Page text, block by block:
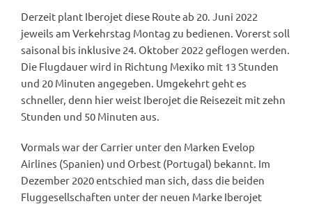
Derzeit plant Iberojet diese Route ab 20. Juni 2022
jeweils am Verkehrstag Montag zu bedienen. Vorerst soll
saisonal bis inklusive 24. Oktober 2022 geflogen werden.
Die Flugdauer wird in Richtung Mexiko mit 13 Stunden
und 20 Minuten angegeben. Umgekehrt geht es
schneller, denn hier weist Iberojet die Reisezeit mit zehn
Stunden und 50 Minuten aus.
Vormals war der Carrier unter den Marken Evelop
Airlines (Spanien) und Orbest (Portugal) bekannt. Im
Dezember 2020 entschied man sich, dass die beiden
Fluggesellschaften unter der neuen Marke Iberojet